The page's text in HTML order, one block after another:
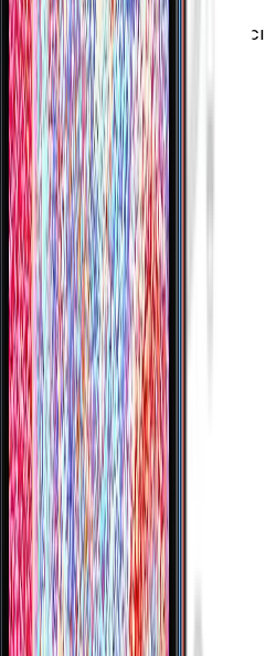
Samsung ISOCELL Bright
(Burst) Modu Zamanlayıcı
F2.0
(OIS):Yok
Diyafram:F2.4
:Portre Modu HDR Sanal
(self-timer)
:1080p (Full HD)
30 fps
Özellikleri:Ekstra Geniş Açı
:Var
Açıklığı:F2.2
Özellikleri:Derinlik Algısı
Özellikleri:Makro (Macro)
:Var
:1080p
Diyafram:F2.2
: 720p @ 30fps 1080p @